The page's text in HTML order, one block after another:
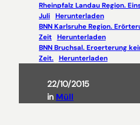
Rheinpfalz Landau Region.
Juli Herunterladen
BNN Karlsruhe Region.
Zeit Herunterladen
BNN Bruchsal. Eroerterung
Zeit. Herunterladen
22/10/2015
in Müll